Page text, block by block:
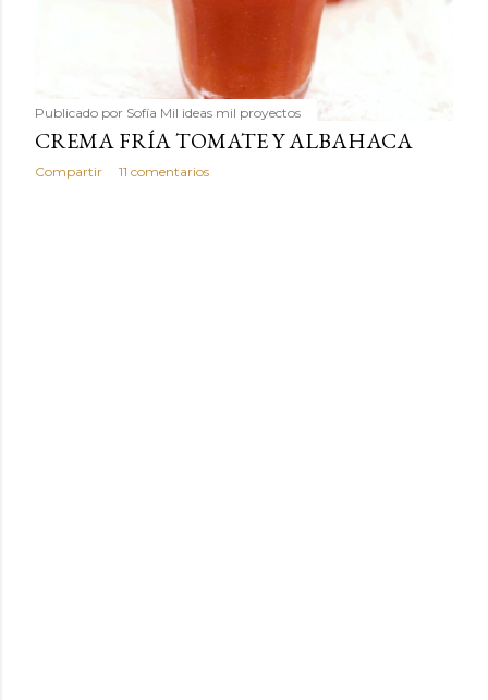
Publicado por Sofía Mil ideas mil proyectos
CREMA FRÍA TOMATE Y ALBAHACA
Compartir 11 comentarios